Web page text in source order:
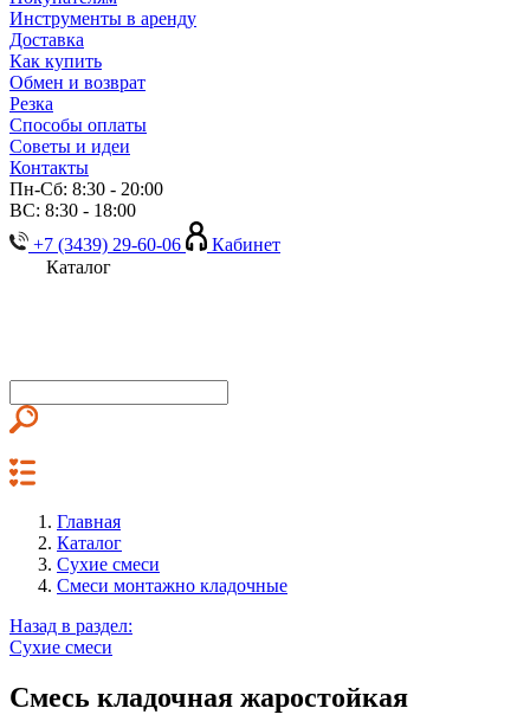
Инструменты в аренду
Доставка
Как купить
Обмен и возврат
Резка
Способы оплаты
Советы и идеи
Контакты
Пн-Сб: 8:30 - 20:00
ВС: 8:30 - 18:00
+7 (3439) 29-60-06
Кабинет
Каталог
Главная
Каталог
Сухие смеси
Смеси монтажно кладочные
Назад в раздел:
Сухие смеси
Смесь кладочная жаростойкая